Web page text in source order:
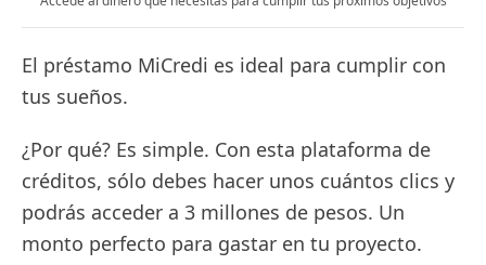
El préstamo MiCredi es ideal para cumplir con
tus sueños.
¿Por qué? Es simple. Con esta plataforma de
créditos, sólo debes hacer unos cuántos clics y
podrás acceder a 3 millones de pesos. Un
monto perfecto para gastar en tu proyecto.